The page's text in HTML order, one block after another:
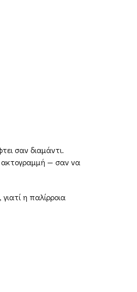
σαν διαμάντι.
ακτογραμμή — σαν να
η παλίρροια